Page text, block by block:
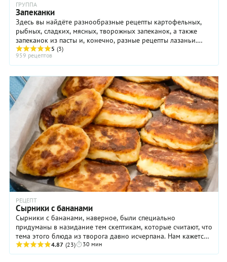
ГРУППА
Запеканки
Здесь вы найдёте разнообразные рецепты картофельных,
рыбных, сладких, мясных, творожных запеканок, а также
запеканок из пасты и, конечно, разные рецепты лазаньи.
Рецепты запеканок есть в кухнях ...
5 (3)
959 рецептов
РЕЦЕПТ
Сырники с бананами
Сырники с бананами, наверное, были специально
придуманы в назидание тем скептикам, которые считают, что
тема этого блюда из творога давно исчерпана. Нам кажется,
что такая оригинальная версия очень и ...
4.87 (23) 30 мин